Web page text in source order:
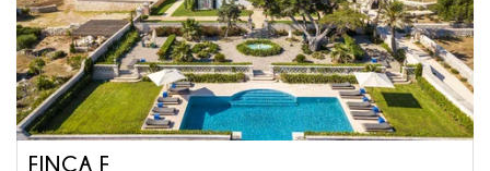
FINCA F